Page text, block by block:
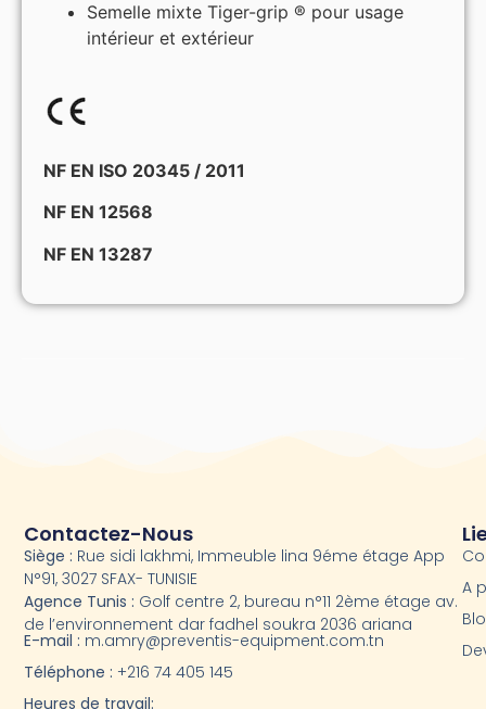
Semelle mixte Tiger-grip ® pour usage
intérieur et extérieur
NF EN ISO 20345 / 2011
NF EN 12568
NF EN 13287
A
Contactez-Nous
Siège : Rue sidi lakhmi, Immeuble lina 9éme étage App
N°91, 3027 SFAX- TUNISIE
Agence Tunis : Golf centre 2, bureau n°11 2ème étage av.
de l’environnement dar fadhel soukra 2036 ariana
E-mail : m.amry@preventis-equipment.com.tn
Téléphone : +216 74 405 145
Heures de travail: